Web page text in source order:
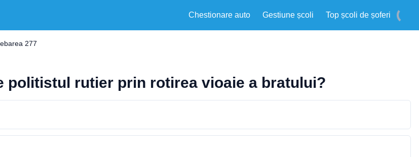
Chestionare auto Gestiune școli Top școli de șoferi
277
politistul rutier prin rotirea vioaie a bratului?